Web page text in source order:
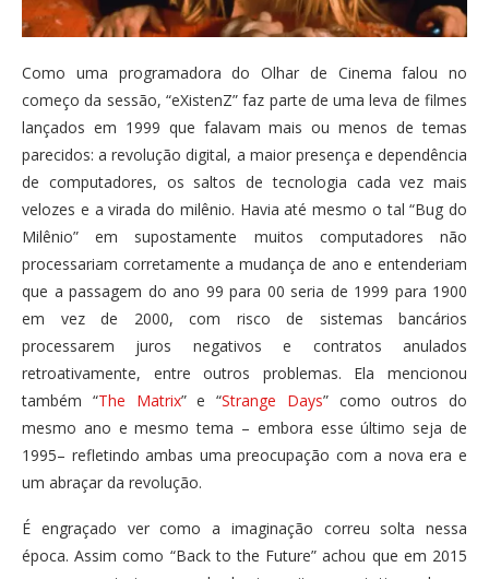
Como uma programadora do Olhar de Cinema falou no
começo da sessão, “eXistenZ” faz parte de uma leva de filmes
lançados em 1999 que falavam mais ou menos de temas
parecidos: a revolução digital, a maior presença e dependência
de computadores, os saltos de tecnologia cada vez mais
velozes e a virada do milênio. Havia até mesmo o tal “Bug do
Milênio” em supostamente muitos computadores não
processariam corretamente a mudança de ano e entenderiam
que a passagem do ano 99 para 00 seria de 1999 para 1900
em vez de 2000, com risco de sistemas bancários
processarem juros negativos e contratos anulados
retroativamente, entre outros problemas. Ela mencionou
também “The Matrix” e “Strange Days” como outros do
mesmo ano e mesmo tema – embora esse último seja de
1995– refletindo ambas uma preocupação com a nova era e
um abraçar da revolução.
É engraçado ver como a imaginação correu solta nessa
época. Assim como “Back to the Future” achou que em 2015